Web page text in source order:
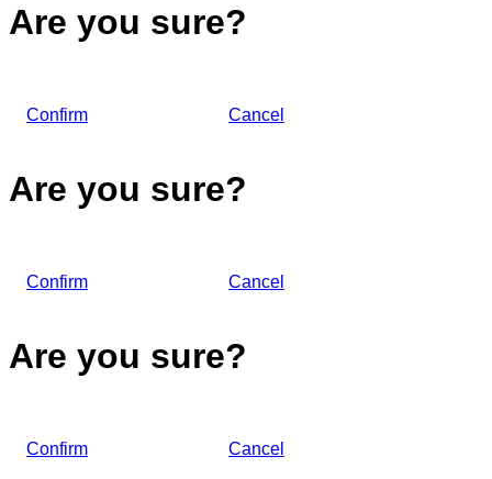
Are you sure?
Confirm Cancel
Are you sure?
Confirm Cancel
Are you sure?
Confirm Cancel